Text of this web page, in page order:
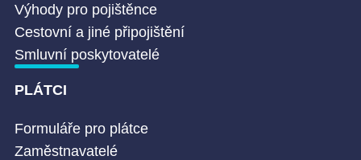
Výhody pro pojištěnce
Cestovní a jiné připojištění
Smluvní poskytovatelé
PLÁTCI
Formuláře pro plátce
Zaměstnavatelé